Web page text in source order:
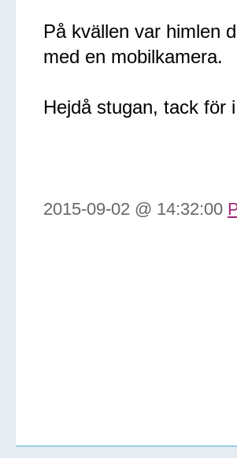
På kvällen var himlen
med en mobilkamera.
Hejdå stugan, tack för
2015-09-02 @ 14:32:00